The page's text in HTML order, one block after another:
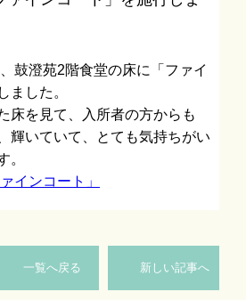
鼓澄苑2階食堂の床に「ファイ
ました。
床を見て、入所者の方からも
輝いていて、とても気持ちがい
。
インコート」
一覧へ戻る 新しい記事へ